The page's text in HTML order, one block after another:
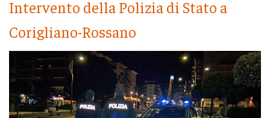
Intervento della Polizia di Stato a
Corigliano-Rossano